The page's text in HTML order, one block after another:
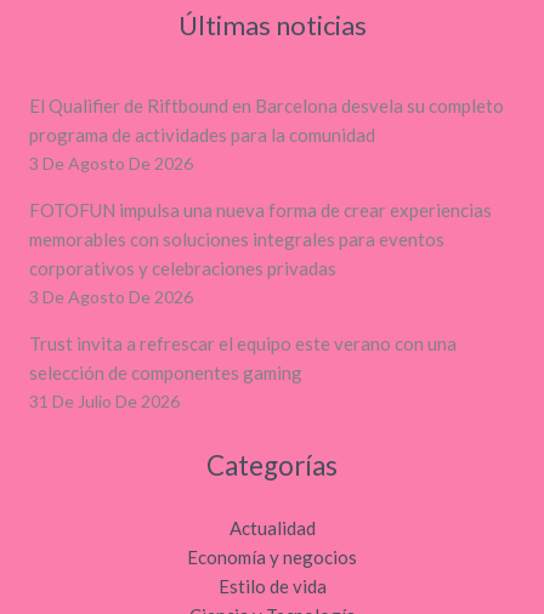
Últimas noticias
El Qualifier de Riftbound en Barcelona desvela su completo
programa de actividades para la comunidad
3 De Agosto De 2026
FOTOFUN impulsa una nueva forma de crear experiencias
memorables con soluciones integrales para eventos
corporativos y celebraciones privadas
3 De Agosto De 2026
Trust invita a refrescar el equipo este verano con una
selección de componentes gaming
31 De Julio De 2026
Categorías
Actualidad
Economía y negocios
Estilo de vida